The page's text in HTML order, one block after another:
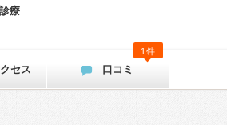
療
セス 口コミ
1件